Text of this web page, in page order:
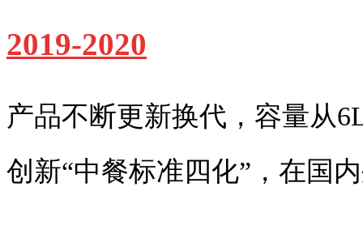
2019-2020
产品不断更新换代，容量从
创新“中餐标准四化”，在国